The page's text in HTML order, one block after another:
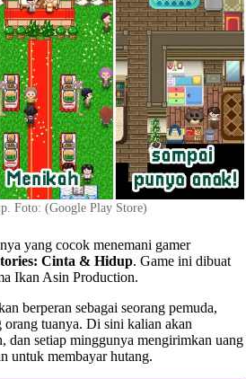
Foto: (Google Play Store)
yang cocok menemani gamer
Cinta & Hidup. Game ini dibuat
Ikan Asin Production.
berperan sebagai seorang pemuda,
orang tuanya. Di sini kalian akan
dan setiap minggunya mengirimkan uang
untuk membayar hutang.